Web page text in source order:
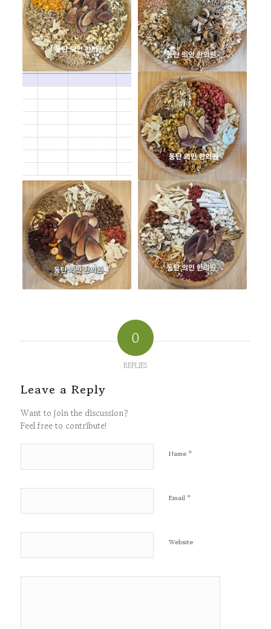
0
REPLIES
Leave a Reply
Want to join the discussion?
Feel free to contribute!
Name *
Email *
Website